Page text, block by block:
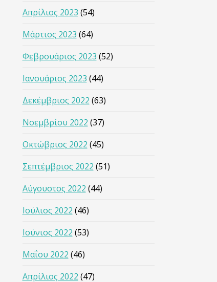
Απρίλιος 2023 (54)
Μάρτιος 2023 (64)
Φεβρουάριος 2023 (52)
Ιανουάριος 2023 (44)
Δεκέμβριος 2022 (63)
Νοεμβρίου 2022 (37)
Οκτώβριος 2022 (45)
Σεπτέμβριος 2022 (51)
Αύγουστος 2022 (44)
Ιούλιος 2022 (46)
Ιούνιος 2022 (53)
Μαΐου 2022 (46)
Απρίλιος 2022 (47)